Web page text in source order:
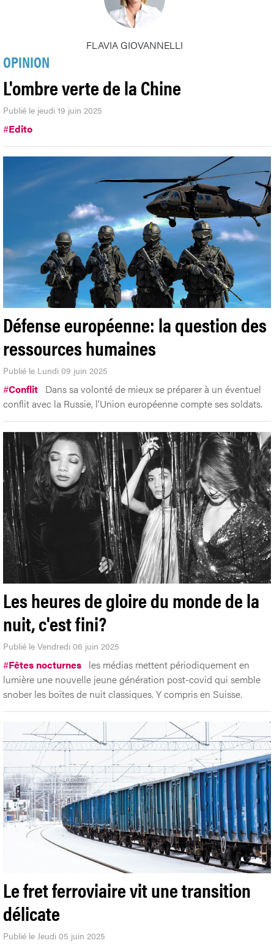
FLAVIA GIOVANNELLI
OPINION
L'ombre verte de la Chine
Publié le jeudi 19 juin 2025
#Edito
Défense européenne: la question des
ressources humaines
Publié le Lundi 09 juin 2025
#Conflit Dans sa volonté de mieux se préparer à un éventuel
conflit avec la Russie, l’Union européenne compte ses soldats.
Les heures de gloire du monde de la
nuit, c'est fini?
Publié le Vendredi 06 juin 2025
#Fêtes nocturnes les médias mettent périodiquement en
lumière une nouvelle jeune génération post-covid qui semble
snober les boîtes de nuit classiques. Y compris en Suisse.
Le fret ferroviaire vit une transition
délicate
Publié le Jeudi 05 juin 2025